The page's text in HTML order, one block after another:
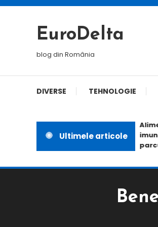
Skip
EuroDelta
blog din România
DIVERSE TEHNOLOGIE
Ultimele articole